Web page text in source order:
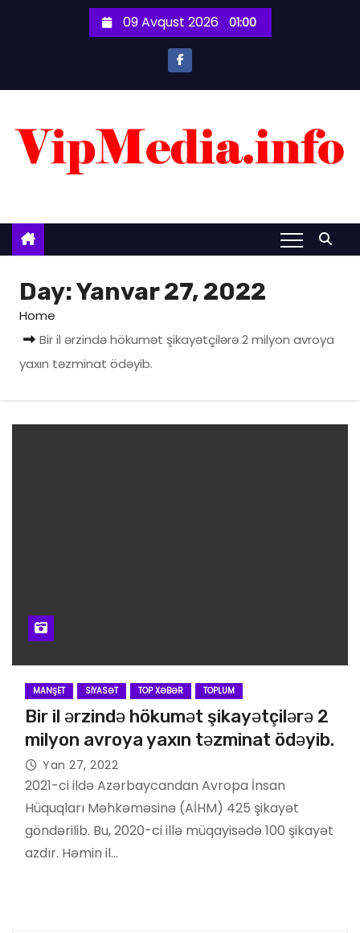
n
09 Avqust 2026 01:00
Day:Yanvar 27, 2022
Home
Bir il ərzində hökumət şikayətçilərə 2 milyon avroya
yaxın təzminat ödəyib.
MANŞET SIYASƏT TOP XƏBƏR TOPLUM
Bir il ərzində hökumət şikayətçilərə 2
milyon avroya yaxın təzminat ödəyib.
Yan 27, 2022
2021-ci ildə Azərbaycandan Avropa İnsan
Hüquqları Məhkəməsinə (AİHM) 425 şikayət
göndərilib. Bu, 2020-ci illə müqayisədə 100 şikayət
azdır. Həmin il…